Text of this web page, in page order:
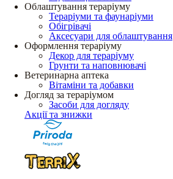
Облаштування тераріуму
Тераріуми та фаунаріуми
Обігрівачі
Аксесуари для облаштування
Оформлення тераріуму
Декор для тераріуму
Грунти та наповнювачі
Ветеринарна аптека
Вітаміни та добавки
Догляд за тераріумом
Засоби для догляду
Акції та знижки